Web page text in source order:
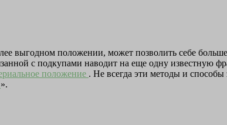
выгодном положении, может позволить себе
с подкупами наводит на еще одну известную
положение . Не всегда эти методы и
».